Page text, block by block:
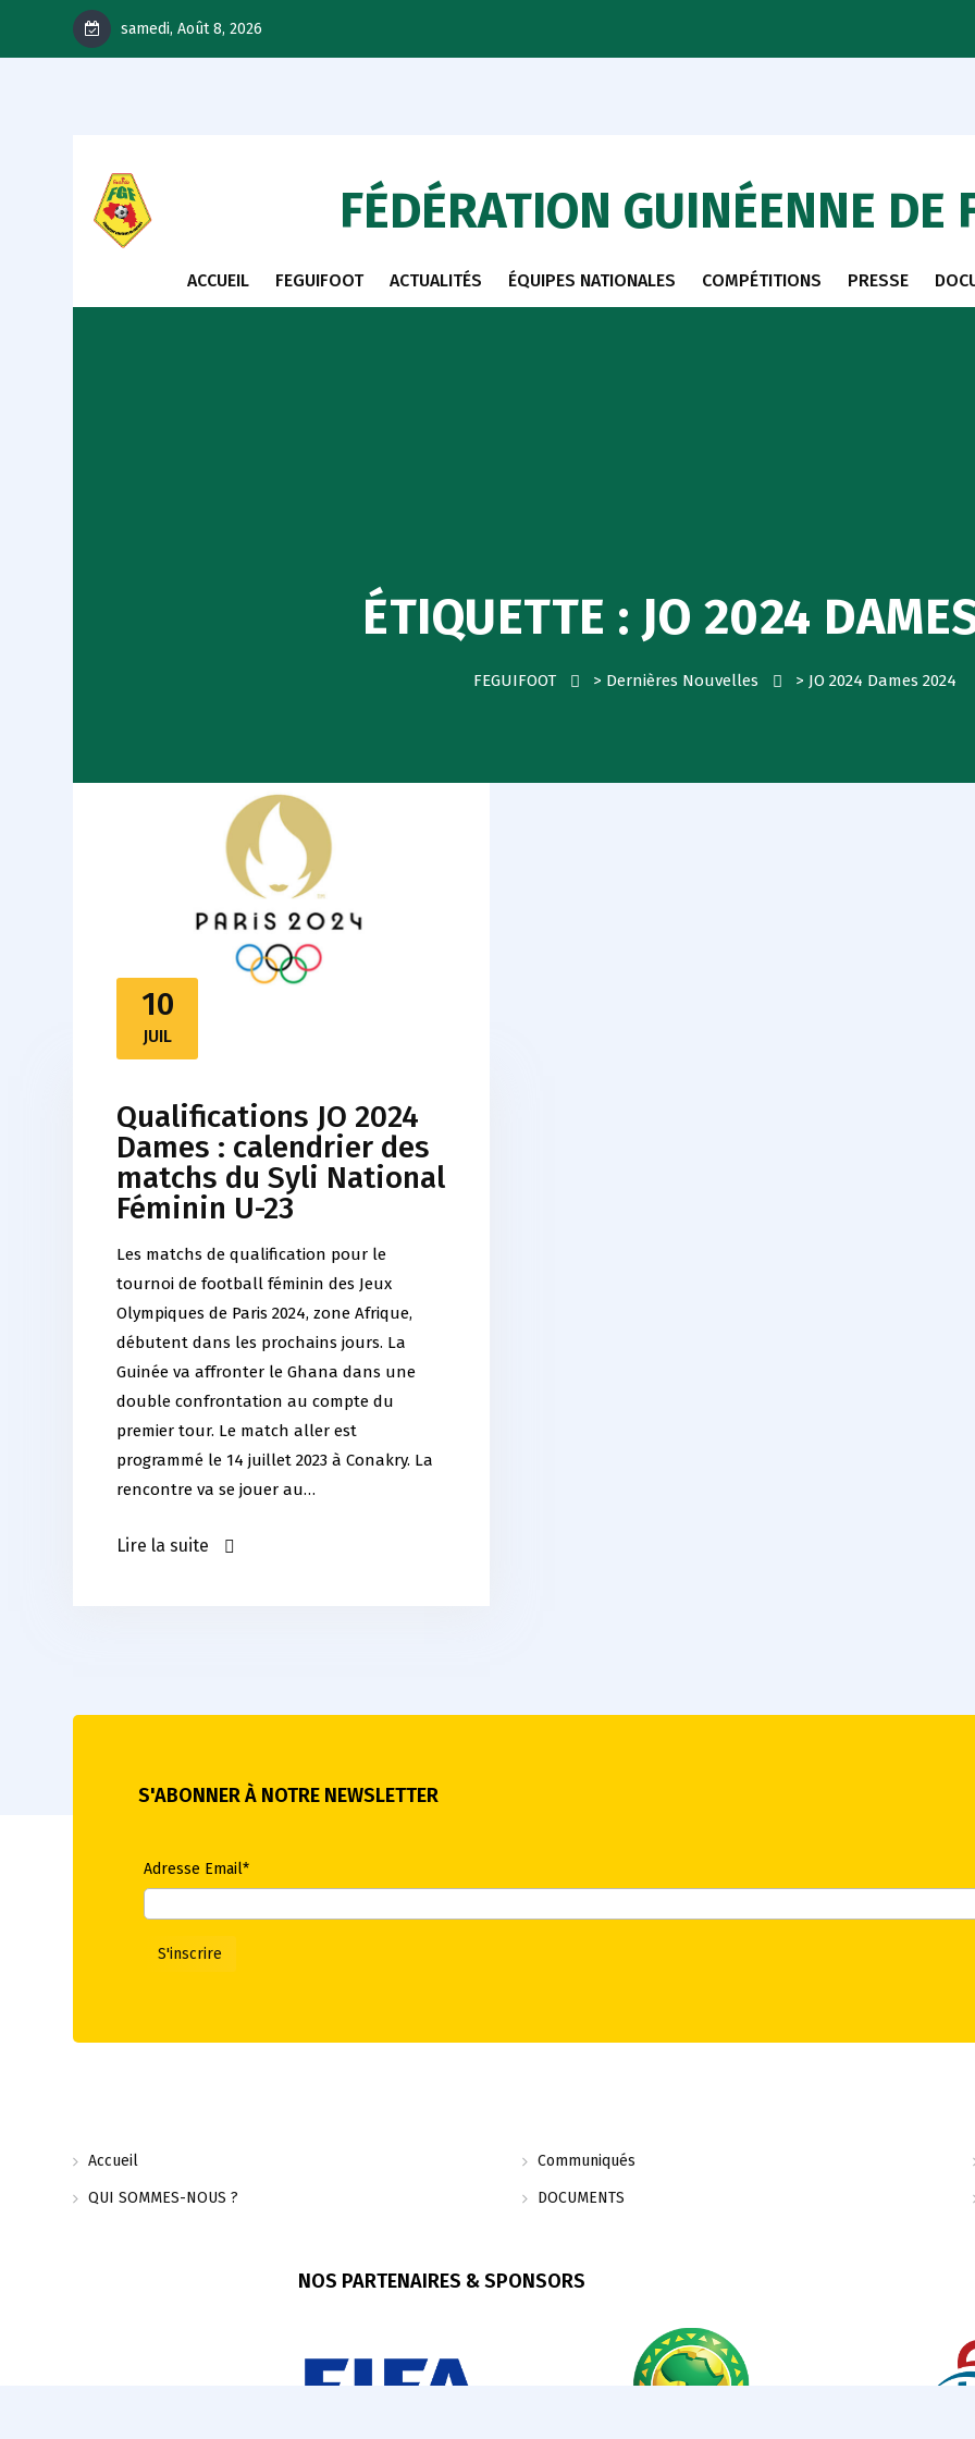
samedi, Août 8, 2026
FÉDÉRATION GUINÉENNE DE
ACCUEIL FEGUIFOOT ACTUALITÉS ÉQUIPES NATIONALES COMPÉTITIONS PRESSE
ÉTIQUETTE : JO 2024
FEGUIFOOT > Dernières Nouvelles > JO 2024 Dames 2024
10
JUIL
Qualifications JO 2024
Dames : calendrier des
matchs du Syli National
Féminin U-23
Les matchs de qualification pour le
tournoi de football féminin des Jeux
Olympiques de Paris 2024, zone Afrique,
débutent dans les prochains jours. La
Guinée va affronter le Ghana dans une
double confrontation au compte du
premier tour. Le match aller est
programmé le 14 juillet 2023 à Conakry. La
rencontre va se jouer au…
Lire la suite
S'ABONNER À NOTRE NEWSLETTER
Adresse Email*
Accueil
QUI SOMMES-NOUS ?
Communiqués
DOCUMENTS
NOS PARTENAIRES & SPONSORS